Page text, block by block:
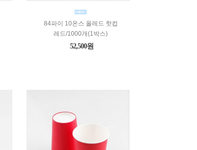
84파이 10온스 올레드 핫컵
레드/1000개(1박스)
52,500원